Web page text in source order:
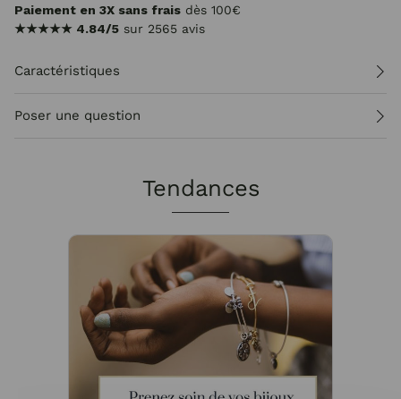
Paiement en 3X sans frais dès 100€
★★★★★ 4.84/5 sur 2565 avis
Caractéristiques
Poser une question
Tendances